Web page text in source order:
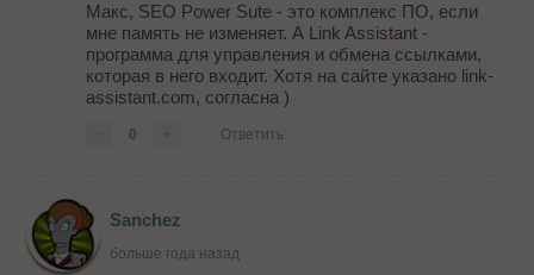
Макс, SEO Power Sute - это комплекс ПО, если
мне память не изменяет. А Link Assistant -
программа для управления и обмена ссылками,
которая в него входит. Хотя на сайте указано link-
assistant.com, согласна )
0 Ответить
Sanchez
больше года назад